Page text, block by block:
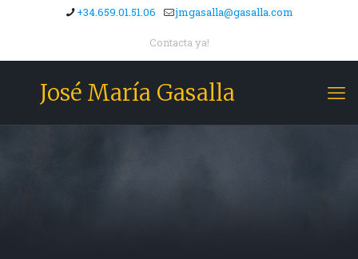
+34.659.01.51.06 jmgasalla@gasalla.com
Contacta ya!
José María Gasalla